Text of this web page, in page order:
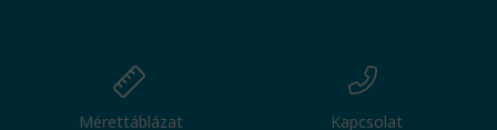
Mérettáblázat Kapcsolat